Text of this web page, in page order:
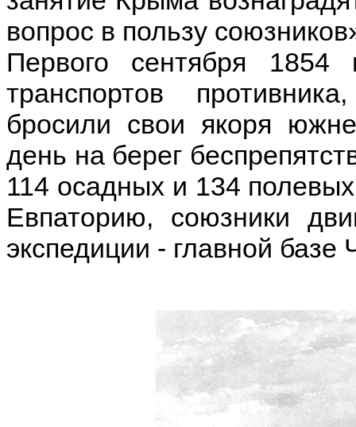
вопрос в пользу
Первого сентября
транспортов
бросили свои якоря
день на берег
114 осадных и 134
Евпаторию, союзники
экспедиции - главной